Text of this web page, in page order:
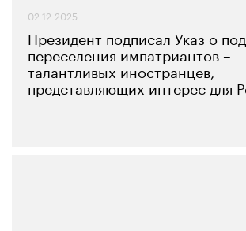
02.12.2025
Президент подписал Указ о
переселения импатриантов –
талантливых иностранцев,
представляющих интерес для